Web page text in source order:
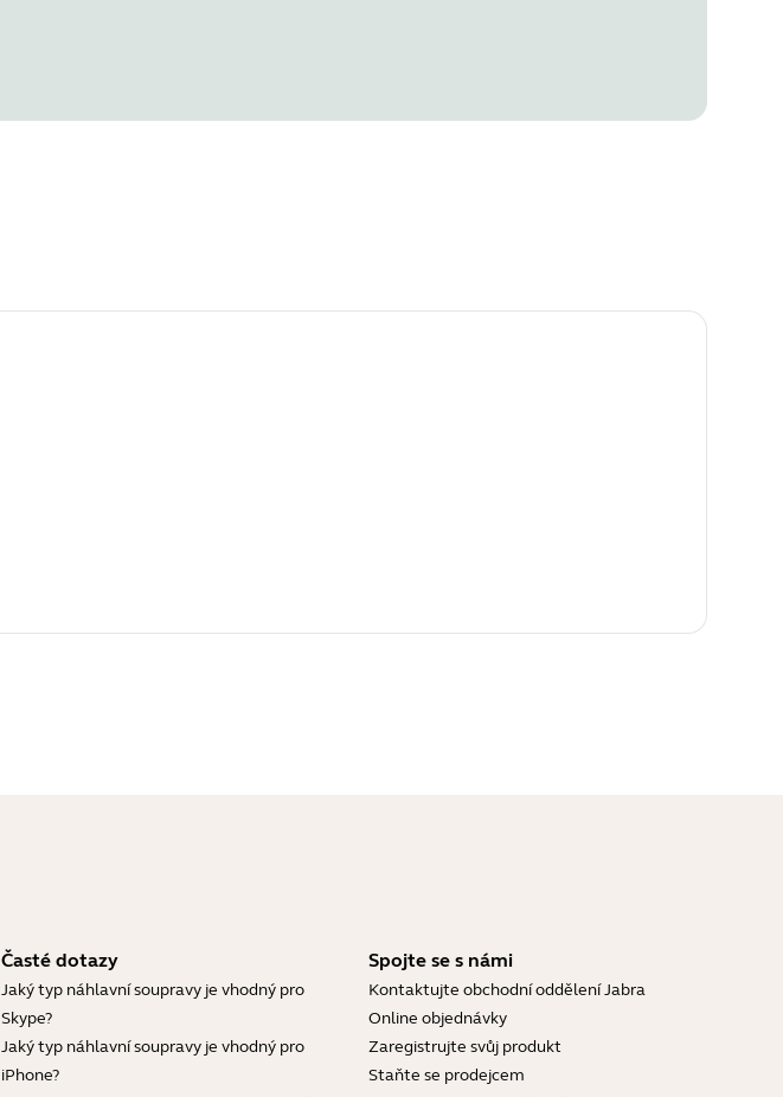
Časté dotazy
Jaký typ náhlavní soupravy je vhodný pro
Skype?
Jaký typ náhlavní soupravy je vhodný pro
iPhone?
Spojte se s námi
Kontaktujte obchodní oddělení Jabra
Online objednávky
Zaregistrujte svůj produkt
Staňte se prodejcem